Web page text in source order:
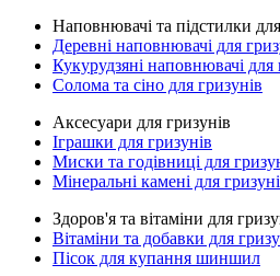
Наповнювачі та підстилки
Деревні наповнювачі для
Кукурудзяні наповнювачі для
Солома та сіно для гризунів
Аксесуари для гризунів
Іграшки для гризунів
Миски та годівниці для
Мінеральні камені для
Здоров'я та вітаміни для
Вітаміни та добавки для
Пісок для купання шиншил